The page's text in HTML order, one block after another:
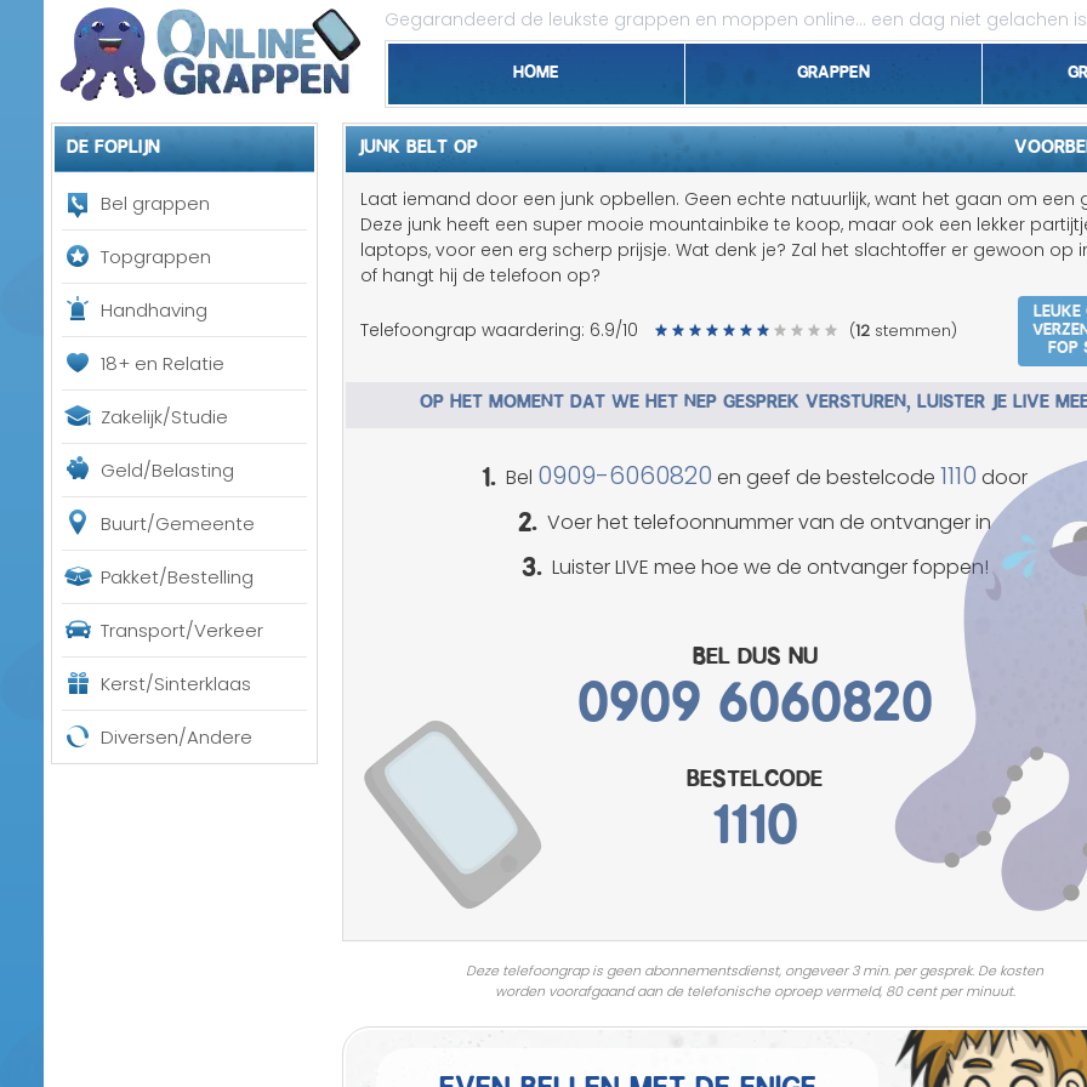
Gegarandeerd de leukste grappen en moppen online... een dag niet gelachen
Home Grappen
1 april grappen
Belgen grappen
Dieren grappen
Flauwe grappen
Jantje grappen
Mannen grappen
Slechte grappen
Turken grappen
Vrouwen grappen
De foplijn
Bel grappen
Topgrappen
Handhaving
18+ en Relatie
Zakelijk/Studie
Geld/Belasting
Buurt/Gemeente
Pakket/Bestelling
Transport/Verkeer
Kerst/Sinterklaas
Diversen/Andere
JUNK BELT OP
Laat iemand door een junk opbellen. Geen echte natuurlijk, want het gaan om een
Deze junk heeft een super mooie mountainbike te koop, maar ook een lekker
laptops, voor een erg scherp prijsje. Wat denk je? Zal het slachtoffer er gewoon op
of hangt hij de telefoon op?
Telefoongrap waardering: 6.9/10 (12 stemmen)
fop
OP HET MOMENT DAT WE HET NEP GESPREK VERSTUREN, LUISTER JE LIVE
1. Bel 0909-6060820 en geef de bestelcode 1110 door
2. Voer het telefoonnummer van de ontvanger in
3. Luister LIVE mee hoe we de ontvanger foppen!
Bel dus nu
0909 6060820
bestelcode
1110
Deze telefoongrap is geen abonnementsdienst, ongeveer 3 min. per gesprek. De kosten
worden voorafgaand aan de telefonische oproep vermeld, 80 cent per minuut.